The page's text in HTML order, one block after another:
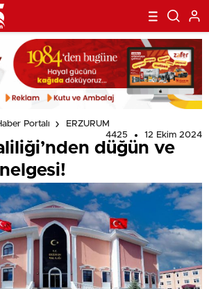
Portalı
ERZURUM
4425
12 Ekim 2024
düğün ve